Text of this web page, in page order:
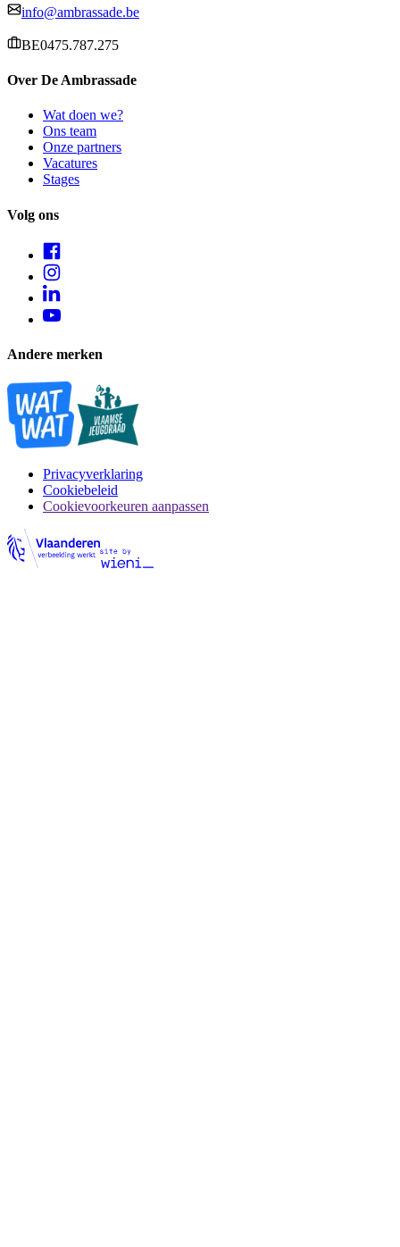
info@ambrassade.be
BE0475.787.275
Over De Ambrassade
Wat doen we?
Ons team
Onze partners
Vacatures
Stages
Volg ons
Andere merken
Privacyverklaring
Cookiebeleid
Cookievoorkeuren aanpassen